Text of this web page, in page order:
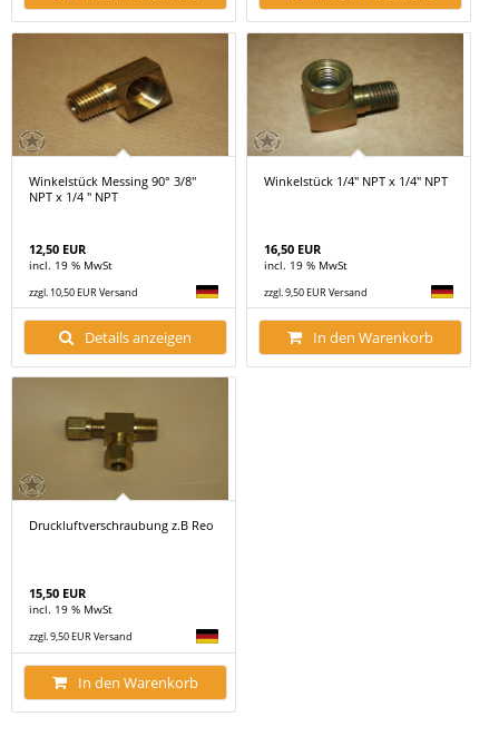
Winkelstück Messing 90° 3/8"
NPT x 1/4 " NPT
12,50 EUR
incl. 19 % MwSt
zzgl. 10,50 EUR Versand
Details anzeigen
Winkelstück 1/4" NPT x 1/4" NPT
16,50 EUR
incl. 19 % MwSt
zzgl. 9,50 EUR Versand
In den Warenkorb
Druckluftverschraubung z.B Reo
15,50 EUR
incl. 19 % MwSt
zzgl. 9,50 EUR Versand
In den Warenkorb